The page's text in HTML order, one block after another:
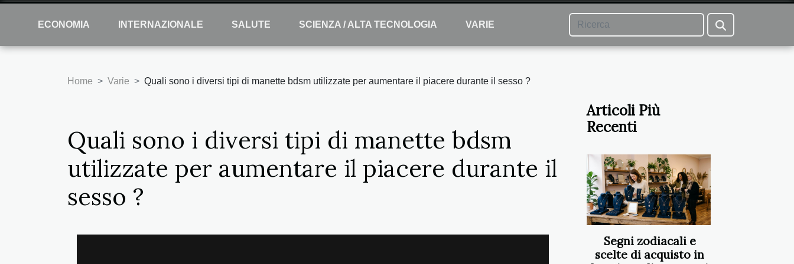
ECONOMIA INTERNAZIONALE SALUTE SCIENZA / ALTA TECNOLOGIA VARIE
Home Varie Quali sono i diversi tipi di manette bdsm utilizzate per aumentare il piacere durante il sesso ?
Quali sono i diversi tipi di manette bdsm
utilizzate per aumentare il piacere durante il
sesso ?
Articoli Più
Recenti
Segni zodiacali e
scelte di acquisto in